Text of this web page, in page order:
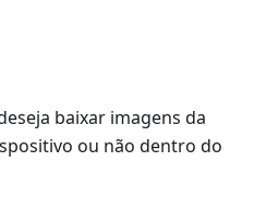
baixar imagens da
ou não dentro do